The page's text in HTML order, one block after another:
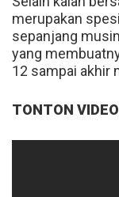
merupakan
sepanjang
yang
12 sampai akhir
TONTON